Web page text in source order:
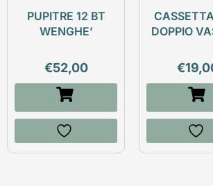
PUPITRE 12 BT
WENGHE’
€52,00
DOPPIO
€